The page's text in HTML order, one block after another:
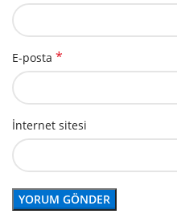
E-posta *
İnternet sitesi